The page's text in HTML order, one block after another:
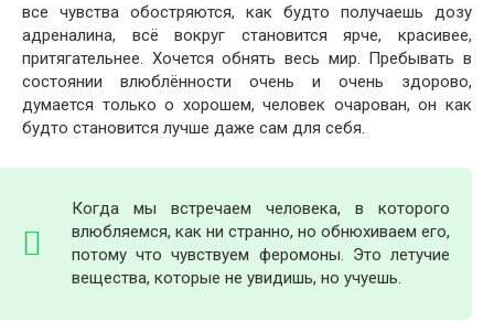
все чувства обостряются, как будто получаешь дозу
адреналина, всё вокруг становится ярче, красивее,
притягательнее. Хочется обнять весь мир. Пребывать в
состоянии влюблённости очень и очень здорово,
думается только о хорошем, человек очарован, он как
будто становится лучше даже сам для себя.
Когда мы встречаем человека, в которого
влюбляемся, как ни странно, но обнюхиваем его,
потому что чувствуем феромоны. Это летучие
вещества, которые не увидишь, но учуешь.